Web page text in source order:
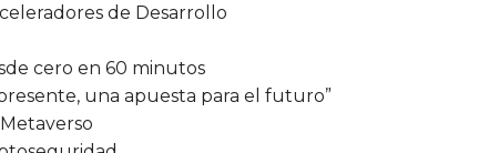
de Desarrollo
cero en 60 minutos
una apuesta para el futuro”